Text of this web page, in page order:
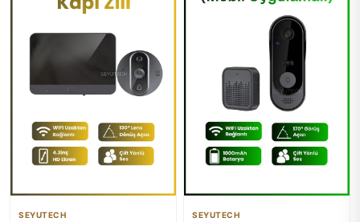
SEYUTECH SEYUTECH